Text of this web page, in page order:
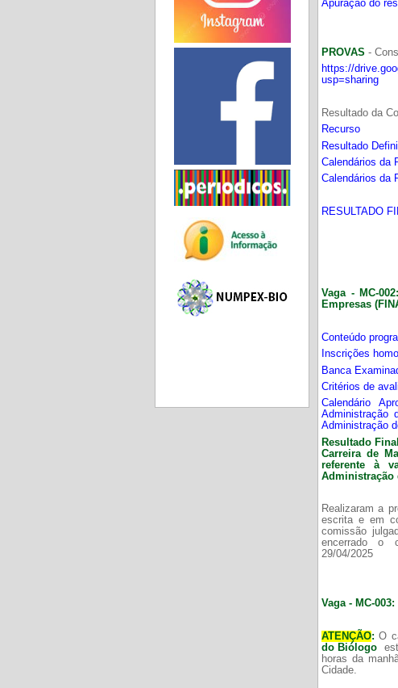
Apuração do
PROVAS -
https://
usp=sharing
Resultado da
Recurso
Resultado
Calendários da
Calendários da
RESULTADO
Vaga - MC-
Empresas
Conteúdo
Inscrições
Banca
Critérios de
Calendário
Administração
Administração
Resultado
Carreira de
referente à
Administração
Realizaram a
escrita e em
comissão
encerrado o
29/04/2025
Vaga - MC-
ATENÇÃO: O
do Biólogo
horas da
Cidade.